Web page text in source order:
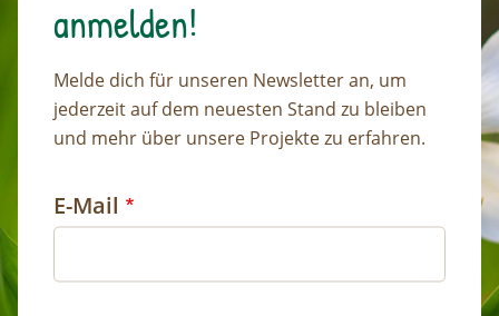
anmelden!
Melde dich für unseren Newsletter an, um
jederzeit auf dem neuesten Stand zu bleiben
und mehr über unsere Projekte zu erfahren.
E-Mail